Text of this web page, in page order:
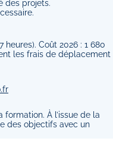
des projets.
heures). Coût 2026 : 1 680
les frais de déplacement
À l’issue de la
des objectifs avec un